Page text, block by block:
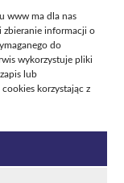
www ma dla nas
zbieranie informacji o
do
wykorzystuje pliki
lub
korzystając z